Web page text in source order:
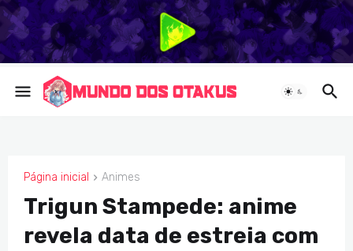
Página inicial Animes
ANIMES
Trigun Stampede: anime
revela data de estreia com